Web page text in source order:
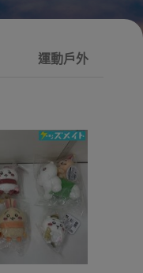
運動戶外